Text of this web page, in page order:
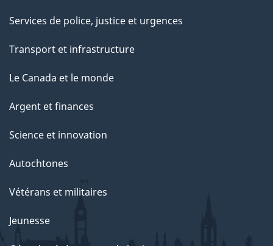
Services de police, justice et urgences
Transport et infrastructure
Le Canada et le monde
Argent et finances
Science et innovation
Autochtones
Vétérans et militaires
Jeunesse